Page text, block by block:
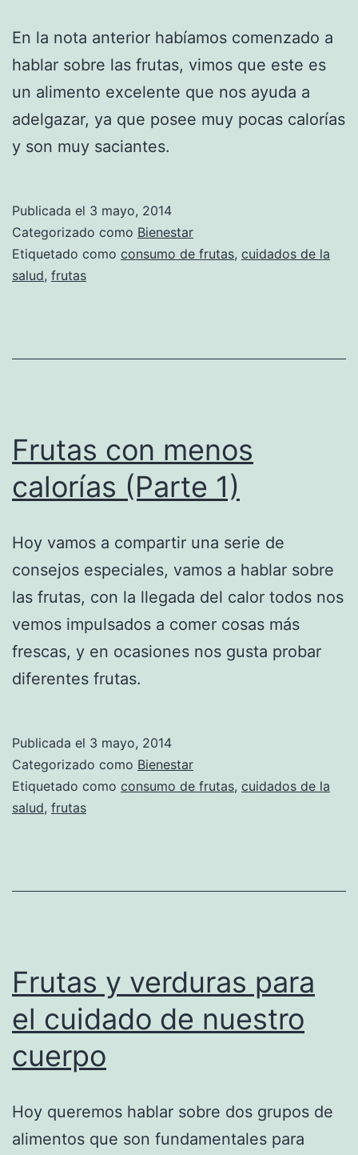
En la nota anterior habíamos comenzado a
hablar sobre las frutas, vimos que este es
un alimento excelente que nos ayuda a
adelgazar, ya que posee muy pocas calorías
y son muy saciantes.
Publicada el 3 mayo, 2014
Categorizado como Bienestar
Etiquetado como consumo de frutas, cuidados de la
salud, frutas
Frutas con menos
calorías (Parte 1)
Hoy vamos a compartir una serie de
consejos especiales, vamos a hablar sobre
las frutas, con la llegada del calor todos nos
vemos impulsados a comer cosas más
frescas, y en ocasiones nos gusta probar
diferentes frutas.
Publicada el 3 mayo, 2014
Categorizado como Bienestar
Etiquetado como consumo de frutas, cuidados de la
salud, frutas
Frutas y verduras para
el cuidado de nuestro
cuerpo
Hoy queremos hablar sobre dos grupos de
alimentos que son fundamentales para